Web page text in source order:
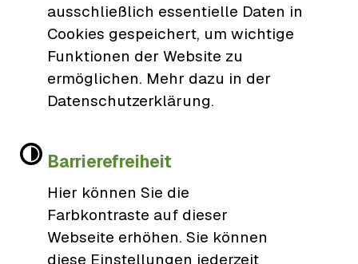
ausschließlich essentielle Daten in
Cookies gespeichert, um wichtige
Funktionen der Website zu
ermöglichen. Mehr dazu in der
Datenschutzerklärung.
Barrierefreiheit
Hier können Sie die
Farbkontraste auf dieser
Webseite erhöhen. Sie können
diese Einstellungen jederzeit
Öffnungszeiten
Kontakt